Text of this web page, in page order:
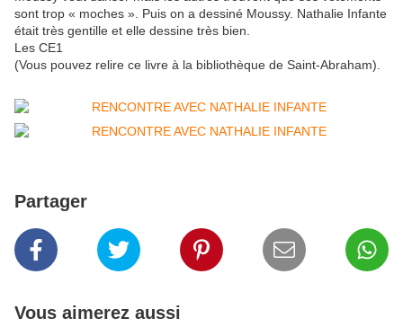
sont trop « moches ». Puis on a dessiné Moussy. Nathalie Infante
était très gentille et elle dessine très bien.
Les CE1
(Vous pouvez relire ce livre à la bibliothèque de Saint-Abraham).
Partager
Vous aimerez aussi